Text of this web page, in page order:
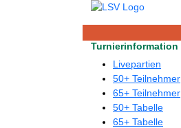
Turnierinformation
Livepartien
50+ Teilnehmer
65+ Teilnehmer
50+ Tabelle
65+ Tabelle